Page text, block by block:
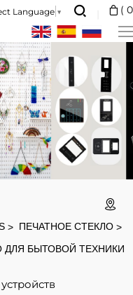
Language ▼ ( 0
ПЕЧАТНОЕ СТЕКЛО
ДЛЯ БЫТОВОЙ ТЕХНИКИ